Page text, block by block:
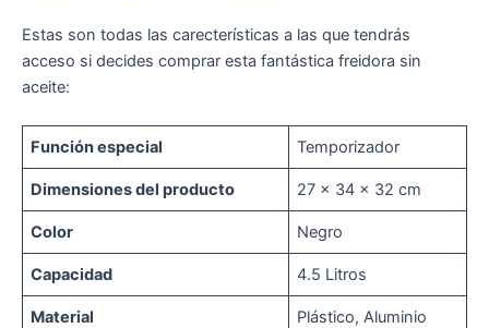
Estas son todas las carecterísticas a las que tendrás
acceso si decides comprar esta fantástica freidora sin
aceite:
Función especial Temporizador
Dimensiones del producto 27 x 34 x 32 cm
Color Negro
Capacidad 4.5 Litros
Material Plástico, Aluminio